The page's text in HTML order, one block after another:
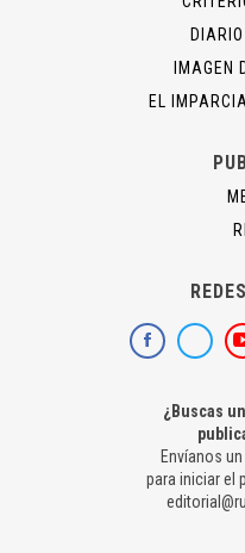
IMAGEN
EL
¿Buscas
Envíanos
para iniciar el